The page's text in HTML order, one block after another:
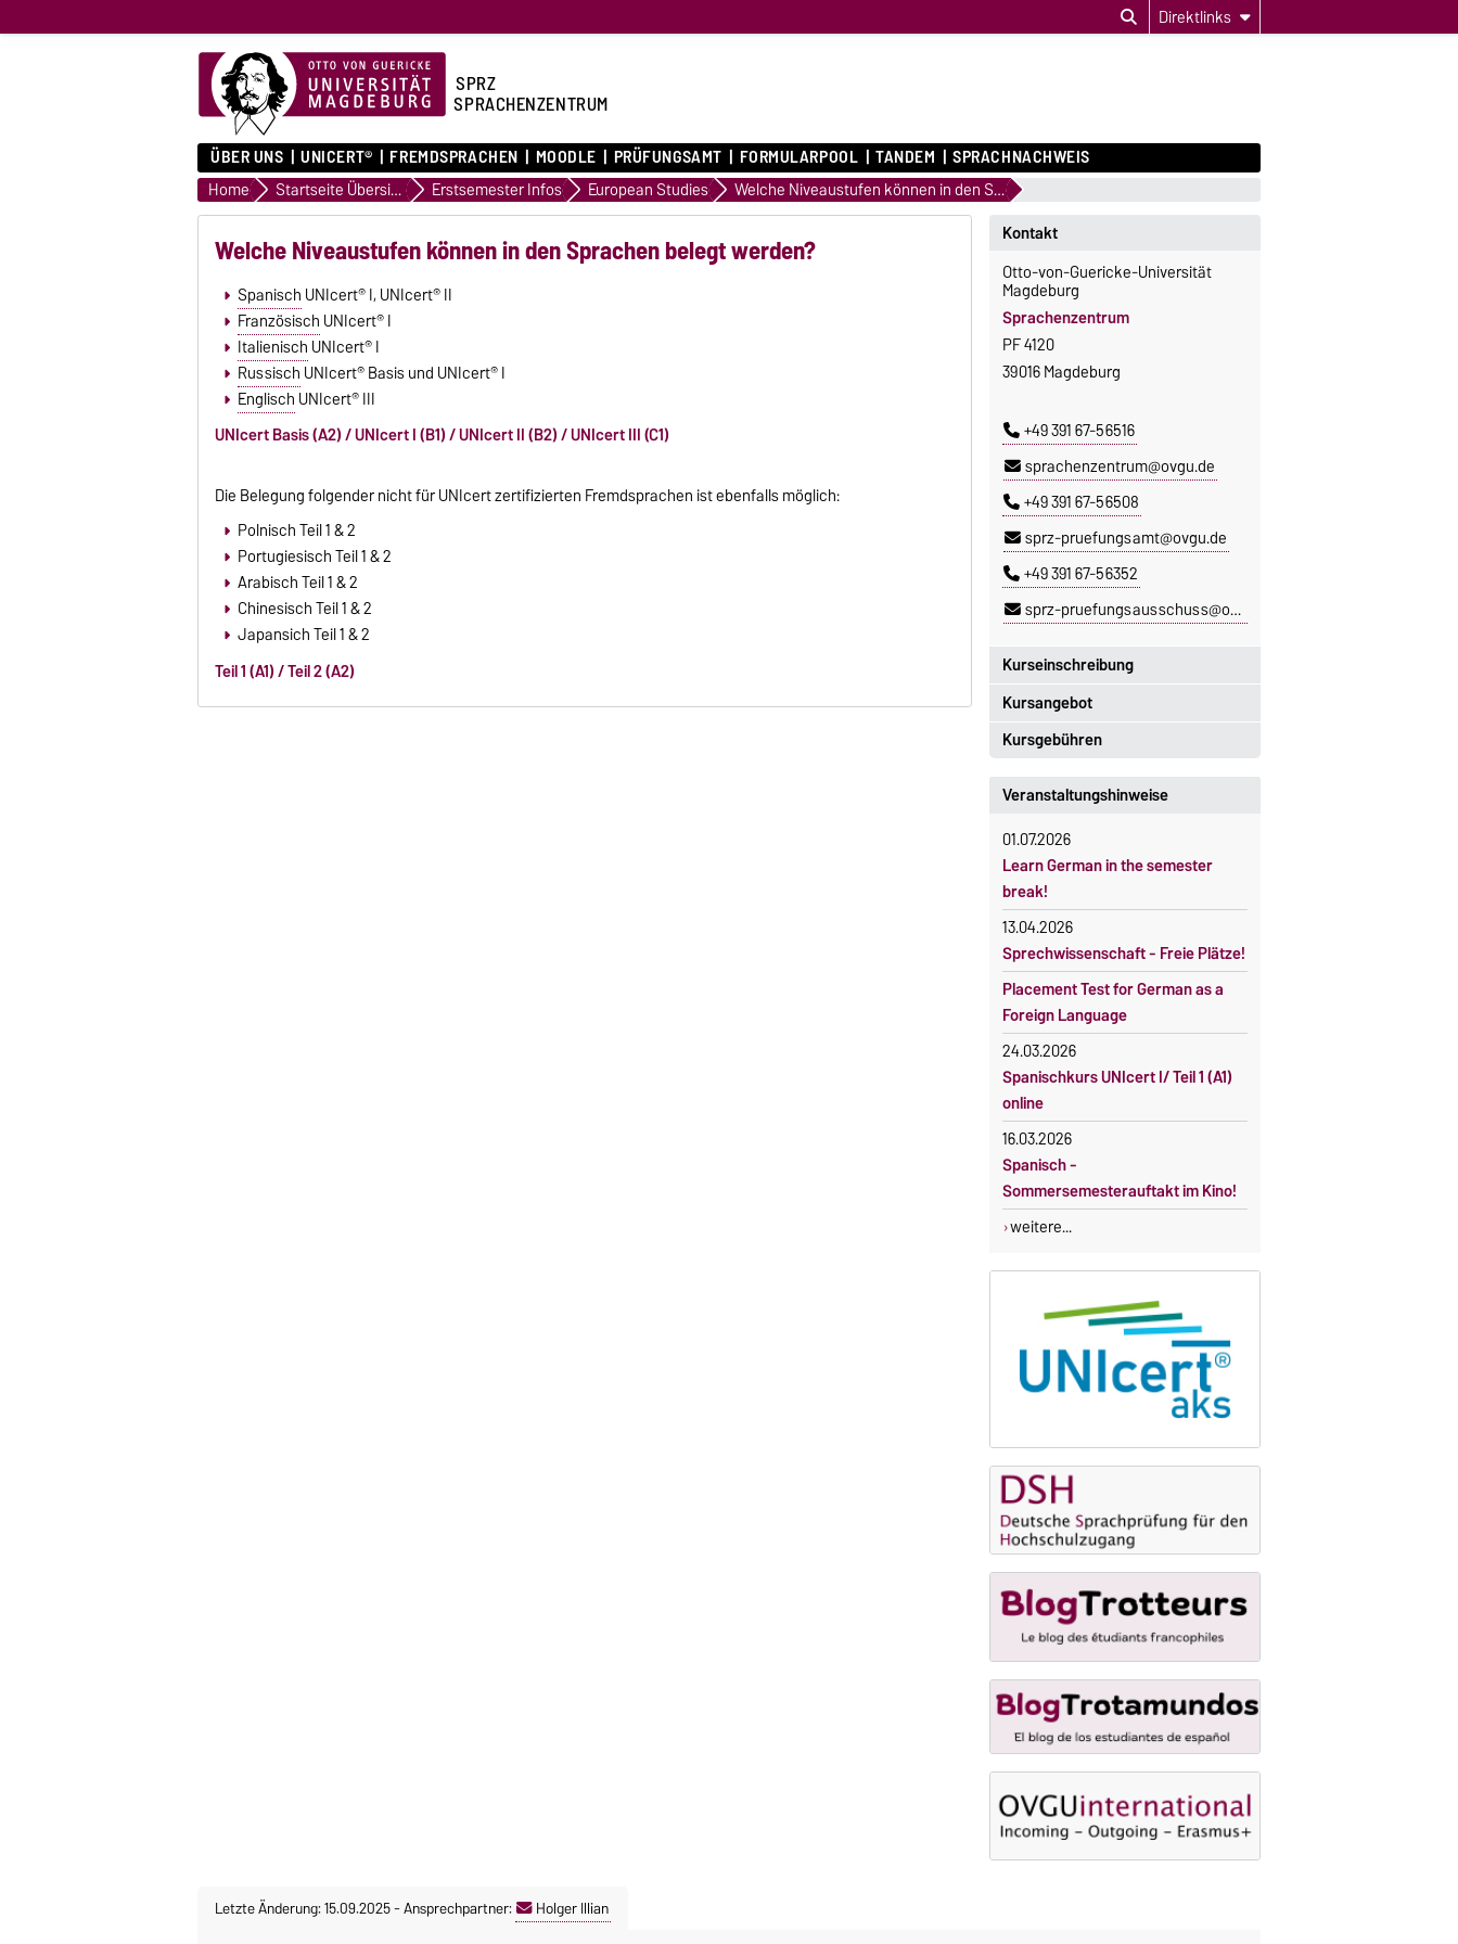
Direktlinks
SPRZ
SPRACHENZENTRUM
ÜBER UNS UNICERT® FREMDSPRACHEN MOODLE PRÜFUNGSAMT FORMULARPOOL TANDEM SPRACHNACHWEIS
Home Startseite Übersicht Erstsemester Infos European Studies Welche Niveaustufen können in den Sprachen belegt werden?
Welche Niveaustufen können in den Sprachen belegt werden?
Spanisch UNIcert® I, UNIcert® II
Französisch UNIcert® I
Italienisch UNIcert® I
Russisch UNIcert® Basis und UNIcert® I
Englisch UNIcert® III
UNIcert Basis (A2) / UNIcert I (B1) / UNIcert II (B2) / UNIcert III (C1)
Die Belegung folgender nicht für UNIcert zertifizierten Fremdsprachen ist ebenfalls möglich:
Polnisch Teil 1 & 2
Portugiesisch Teil 1 & 2
Arabisch Teil 1 & 2
Chinesisch Teil 1 & 2
Japansich Teil 1 & 2
Teil 1 (A1) / Teil 2 (A2)
Kurseinschreibung
Einschreibezeitraum:
5. Oktober 2026, 9.00 Uhr bis
23. Oktober 2026, 18 Uhr
Moodle
Die Kurse beginnen ab dem 12.
Oktober 2026.
Kursteilnahme nur nach
fristgerechter Online-Anmeldung
Kontakt
Otto-von-Guericke-Universität
Magdeburg
Sprachenzentrum
PF 4120
39016 Magdeburg
+49 391 67-56516
sprachenzentrum@ovgu.de
+49 391 67-56508
sprz-pruefungsamt@ovgu.de
+49 391 67-56352
sprz-pruefungsausschuss@ovgu.de
Kursangebot
Das aktuelle Kursprogramm des
SPRZ finden Sie hier.
Kursgebühren
Sprachkurse sind i. d. R.
gebührenpflichtig.
Gebühren
Gebührenrückerstattung
Gebührenbefreiungen bei
curricularer Sprachausbildung
Gebührenbefreiung bei Incomings
Veranstaltungshinweise
01.07.2026
Learn German in the semester
break!
13.04.2026
Sprechwissenschaft - Freie Plätze!
Placement Test for German as a
Foreign Language
24.03.2026
Spanischkurs UNIcert I/ Teil 1 (A1)
online
16.03.2026
Spanisch -
Sommersemesterauftakt im Kino!
weitere...
Letzte Änderung: 15.09.2025-Ansprechpartner: Holger Illian